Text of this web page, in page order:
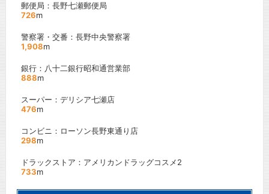
郵便局：長野七瀬郵便局
726m
警察署・交番：長野中央警察署
1,908m
銀行：八十二銀行昭和通営業部
888m
スーパー：デリシア七瀬店
476m
コンビニ：ローソン長野東通り店
298m
ドラックストア：アメリカンドラッグコスメ2
733m